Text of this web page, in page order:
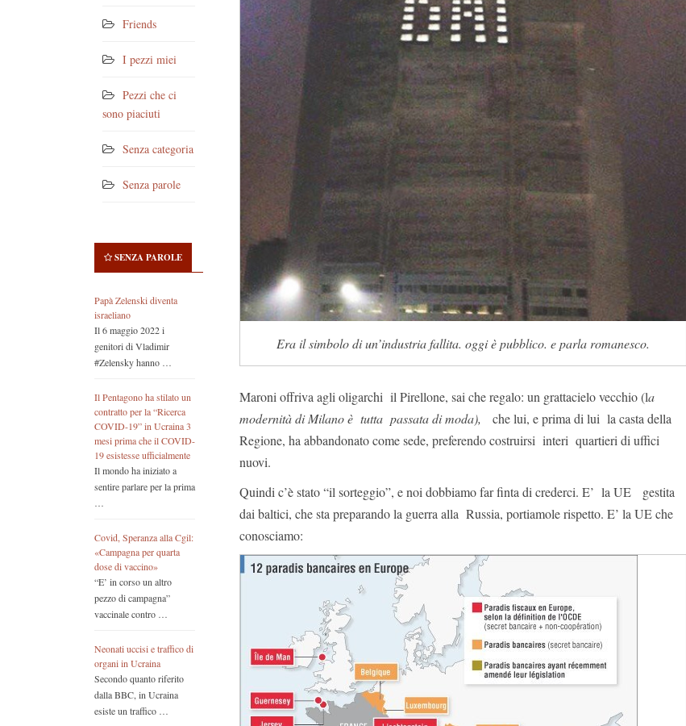
Friends
I pezzi miei
Pezzi che ci
sono piaciuti
Senza categoria
Senza parole
SENZA PAROLE
Papà Zelenski diventa
israeliano
Il 6 maggio 2022 i
genitori di Vladimir
#Zelensky hanno …
Il Pentagono ha stilato un
contratto per la “Ricerca
COVID-19” in Ucraina 3
mesi prima che il COVID-
19 esistesse ufficialmente
Il mondo ha iniziato a
sentire parlare per la prima
…
Covid, Speranza alla Cgil:
«Campagna per quarta
dose di vaccino»
“E’ in corso un altro
pezzo di campagna”
vaccinale contro …
Neonati uccisi e traffico di
organi in Ucraina
Secondo quanto riferito
dalla BBC, in Ucraina
esiste un traffico …
Era il simbolo di un’industria fallita. oggi è pubblico. e parla romanesco.
Maroni offriva agli oligarchi il Pirellone, sai che regalo: un grattacielo vecchio (la
modernità di Milano è tutta passata di moda), che lui, e prima di lui la casta della
Regione, ha abbandonato come sede, preferendo costruirsi interi quartieri di uffici
nuovi.
Quindi c’è stato “il sorteggio”, e noi dobbiamo far finta di crederci. E’ la UE gestita
dai baltici, che sta preparando la guerra alla Russia, portiamole rispetto. E’ la UE che
conosciamo: